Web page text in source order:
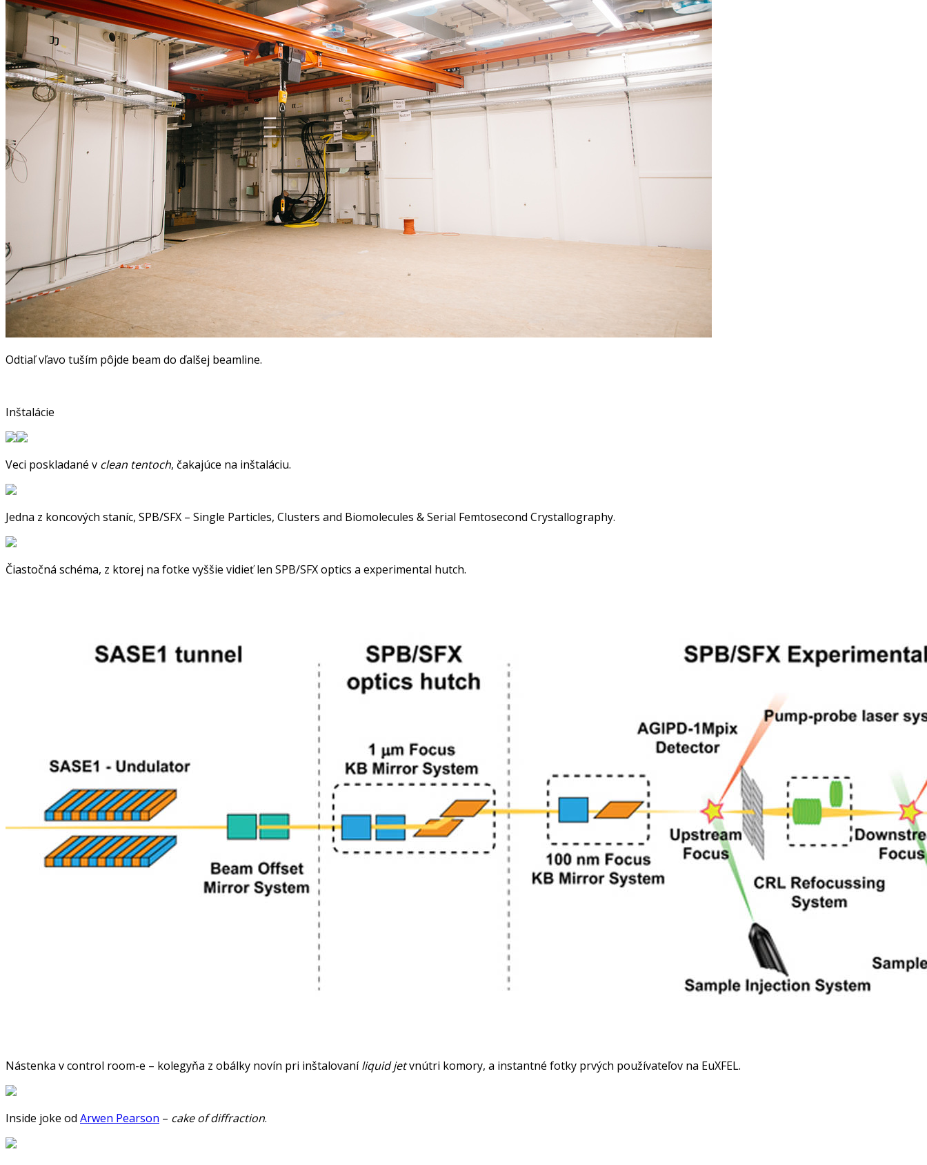
Odtiaľ vľavo tuším pôjde beam do ďalšej beamline.
Inštalácie
Veci poskladané v clean tentoch, čakajúce na inštaláciu.
Jedna z koncových staníc, SPB/SFX – Single Particles, Clusters and Biomolecules & Serial Femtosecond Crystallography.
Čiastočná schéma, z ktorej na fotke vyššie vidieť len SPB/SFX optics a experimental hutch.
Nástenka v control room-e – kolegyňa z obálky novín pri inštalovaníliquid jetvnútri komory, a instantné fotky prvých používateľov na EuXFEL.
Inside joke od Arwen Pearson – cake of diffraction.